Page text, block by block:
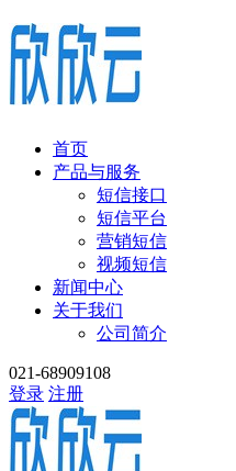
首页
产品与服务
短信接口
短信平台
营销短信
视频短信
新闻中心
关于我们
公司简介
021-68909108
登录 注册